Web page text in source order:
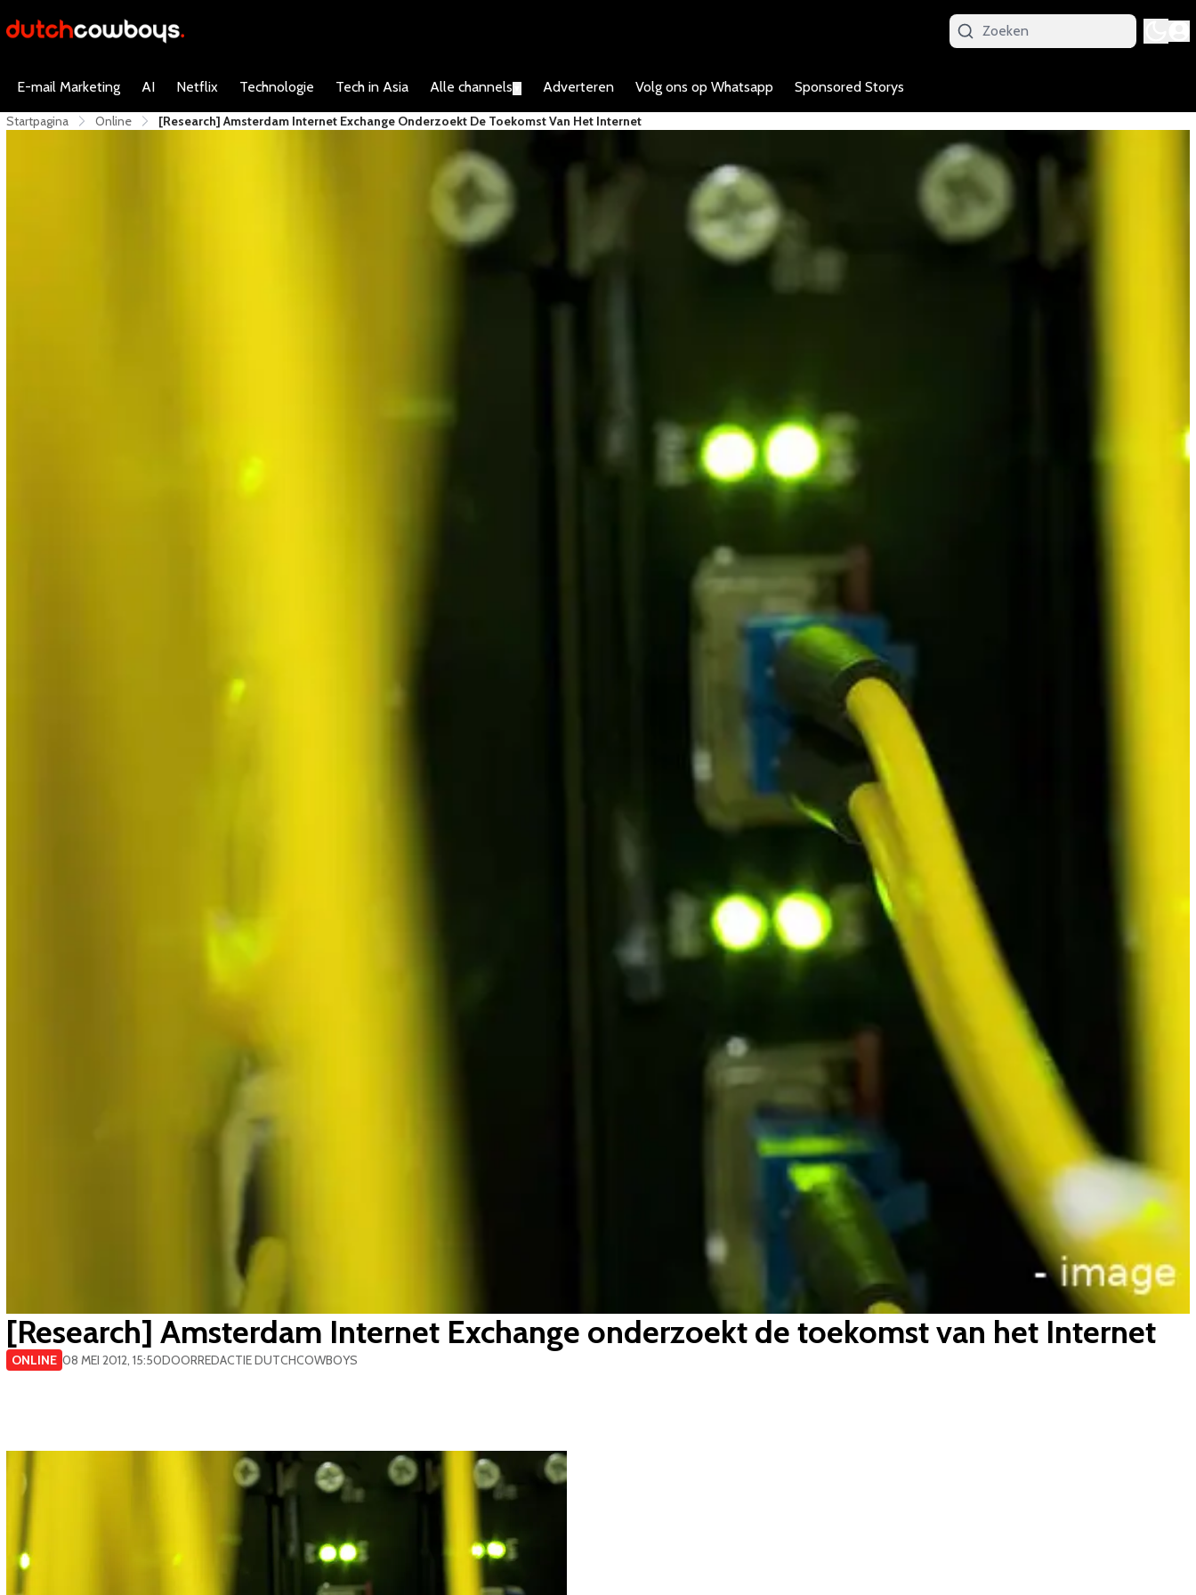
E-mail Marketing AI Netflix Technologie Tech in Asia Alle channels Adverteren Volg ons op Whatsapp Sponsored Storys
Startpagina Online [Research] Amsterdam Internet Exchange Onderzoekt De Toekomst Van Het Internet
[Research] Amsterdam Internet Exchange onderzoekt de toekomst van het Internet
ONLINE 08 MEI 2012, 15:50DOORREDACTIE DUTCHCOWBOYS